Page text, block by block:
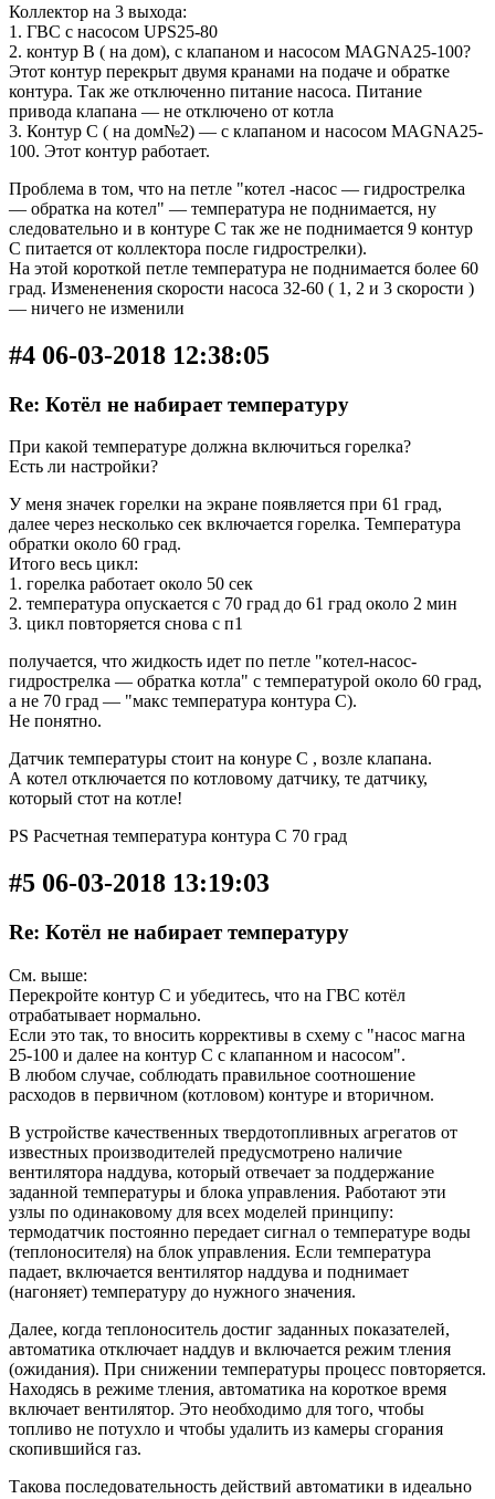
Коллектор на 3 выхода:
1. ГВС с насосом UPS25-80
2. контур В ( на дом), с клапаном и насосом MAGNA25-100?
Этот контур перекрыт двумя кранами на подаче и обратке
контура. Так же отключенно питание насоса. Питание
привода клапана — не отключено от котла
3. Контур С ( на дом№2) — с клапаном и насосом MAGNA25-
100. Этот контур работает.
Проблема в том, что на петле "котел -насос — гидрострелка
— обратка на котел" — температура не поднимается, ну
следовательно и в контуре С так же не поднимается 9 контур
С питается от коллектора после гидрострелки).
На этой короткой петле температура не поднимается более 60
град. Измененения скорости насоса 32-60 ( 1, 2 и 3 скорости )
— ничего не изменили
#4 06-03-2018 12:38:05
Re: Котёл не набирает температуру
При какой температуре должна включиться горелка?
Есть ли настройки?
У меня значек горелки на экране появляется при 61 град,
далее через несколько сек включается горелка. Температура
обратки около 60 град.
Итого весь цикл:
1. горелка работает около 50 сек
2. температура опускается с 70 град до 61 град около 2 мин
3. цикл повторяется снова с п1
получается, что жидкость идет по петле "котел-насос-
гидрострелка — обратка котла" с температурой около 60 град,
а не 70 град — "макс температура контура С).
Не понятно.
Датчик температуры стоит на конуре С , возле клапана.
А котел отключается по котловому датчику, те датчику,
который стот на котле!
PS Расчетная температура контура С 70 град
#5 06-03-2018 13:19:03
Re: Котёл не набирает температуру
См. выше:
Перекройте контур С и убедитесь, что на ГВС котёл
отрабатывает нормально.
Если это так, то вносить коррективы в схему с "насос магна
25-100 и далее на контур С с клапанном и насосом".
В любом случае, соблюдать правильное соотношение
расходов в первичном (котловом) контуре и вторичном.
В устройстве качественных твердотопливных агрегатов от
известных производителей предусмотрено наличие
вентилятора наддува, который отвечает за поддержание
заданной температуры и блока управления. Работают эти
узлы по одинаковому для всех моделей принципу:
термодатчик постоянно передает сигнал о температуре воды
(теплоносителя) на блок управления. Если температура
падает, включается вентилятор наддува и поднимает
(нагоняет) температуру до нужного значения.
Далее, когда теплоноситель достиг заданных показателей,
автоматика отключает наддув и включается режим тления
(ожидания). При снижении температуры процесс повторяется.
Находясь в режиме тления, автоматика на короткое время
включает вентилятор. Это необходимо для того, чтобы
топливо не потухло и чтобы удалить из камеры сгорания
скопившийся газ.
Такова последовательность действий автоматики в идеально